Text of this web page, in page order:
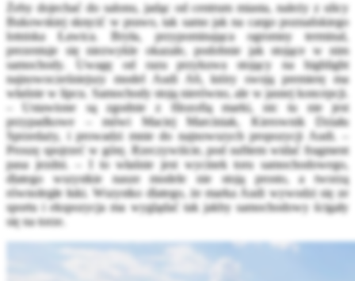
Żeby dojechać do salonu, jadąc od centrum miasta, należy z ulicy
Bukowskiej skręcić w prawo, tak samo jak na cargo poznańskiego
lotniska Ławica. Bryła, przypominająca ogromny terminal,
prezentuje się niezwykle okazale, podobnie jak stojące w nim
samochody. Uwagę od razu przykuwa stojący na highlight
najnowocześniejszy model Audi A6, który swoją premierę ma
właśnie w lipcu. Samochody stoją nierówno, ale w jasnej koncepcji.
– Ustawione są zgodnie z filozofią marki, nic tu nie jest
przypadkowe – mówi Maciej Marciniak, Kierownik Działu
Sprzedaży, i prowadzi mnie do najnowszych propozycji Audi. –
Proszę spojrzeć w górę. Rzeczywiście, pod sufitem widać fragment
pasa jezdni. – I to właśnie jest wycinek toru samochodowego,
dlatego wszystkie nasze modele nie stoją prosto, a tworzą
równoległe łuki. Wszystko dlatego, że marka Audi wywodzi się ze
sportu i ekspozycja ma wyglądać tak jakby samochodowy ścigały
się na torze.